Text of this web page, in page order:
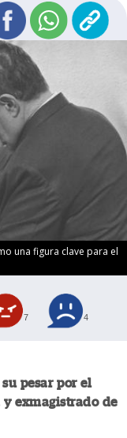
una figura clave para el
7 4
pesar por el
exmagistrado de